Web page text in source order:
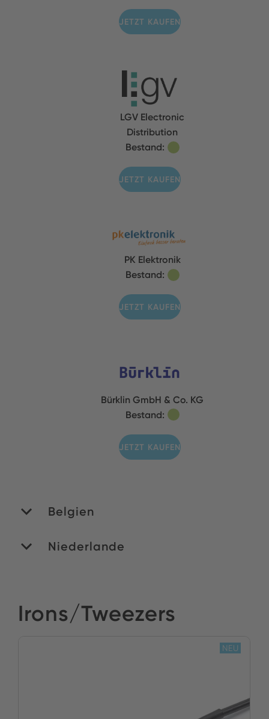
JETZT KAUFEN
LGV Electronic
Distribution
Bestand:
JETZT KAUFEN
PK Elektronik
Bestand:
JETZT KAUFEN
Bürklin GmbH & Co. KG
Bestand:
JETZT KAUFEN
Belgien
Niederlande
Bestand:
Irons/Tweezers
NEU